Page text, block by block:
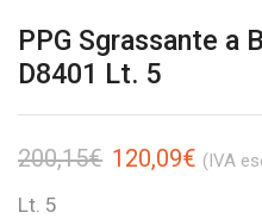
PPG Sgrassante a
D8401 Lt. 5
200,15€ 120,09€ (IVA
Lt. 5